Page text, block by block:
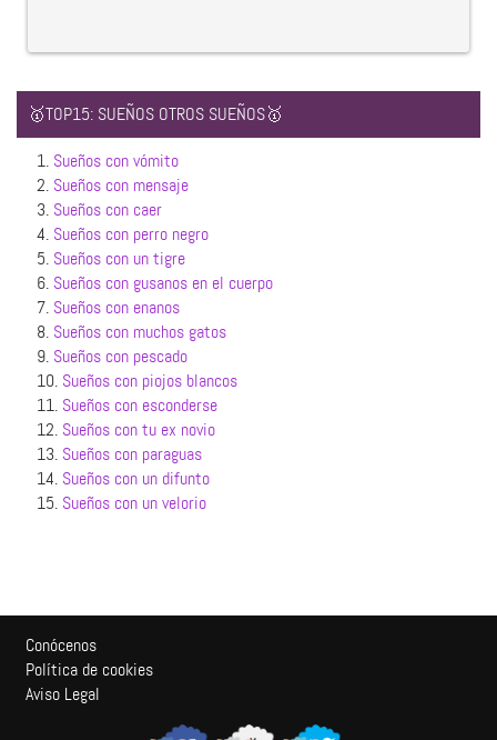
🥇TOP15: SUEÑOS OTROS SUEÑOS🥇
1. Sueños con vómito
2. Sueños con mensaje
3. Sueños con caer
4. Sueños con perro negro
5. Sueños con un tigre
6. Sueños con gusanos en el cuerpo
7. Sueños con enanos
8. Sueños con muchos gatos
9. Sueños con pescado
10. Sueños con piojos blancos
11. Sueños con esconderse
12. Sueños con tu ex novio
13. Sueños con paraguas
14. Sueños con un difunto
15. Sueños con un velorio
Conócenos
Política de cookies
Aviso Legal